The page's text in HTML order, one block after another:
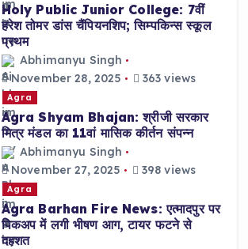
Holy Public Junior College: 7वीं
हरेश तोमर डांस चैंपियनशिप; सिम्पकिन्स स्कूल
प्रथम
Abhimanyu Singh
November 28, 2025
363 views
Agra
Agra Shyam Bhajan: श्रीजी सरकार
मित्र मंडल का 11वां मासिक कीर्तन संपन्न
Abhimanyu Singh
November 27, 2025
398 views
Agra
Agra Barhan Fire News: एत्मादपुर पर
पिकअप में लगी भीषण आग, टायर फटने से
दहशत